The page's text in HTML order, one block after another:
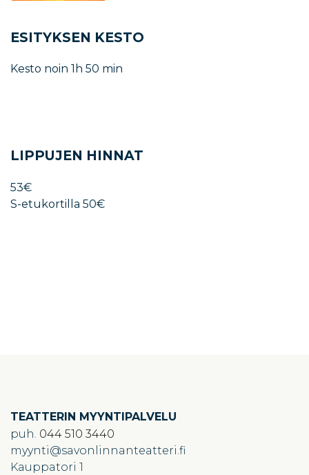
ESITYKSEN KESTO
Kesto noin 1h 50 min
LIPPUJEN HINNAT
53€
S-etukortilla 50€
TEATTERIN MYYNTIPALVELU
puh. 044 510 3440
myynti
savonlinnanteatteri.fi
Kauppatori 1